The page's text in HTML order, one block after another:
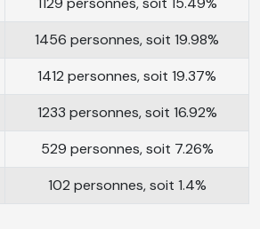
1456 personnes, soit 19.98%
1412 personnes, soit 19.37%
1233 personnes, soit 16.92%
529 personnes, soit 7.26%
102 personnes, soit 1.4%